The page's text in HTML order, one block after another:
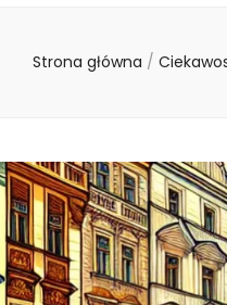
Strona główna /